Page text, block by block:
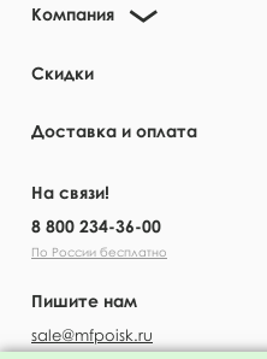
Компания
Скидки
Доставка и оплата
На связи!
8 800 234-36-00
По России бесплатно
Пишите нам
sale@mfpoisk.ru